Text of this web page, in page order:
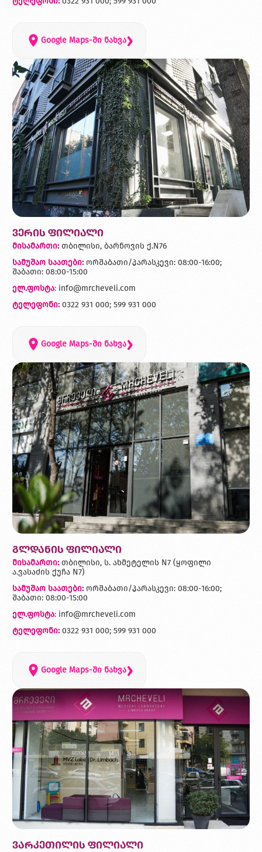
Google Maps-ში ნახვა›
ვერის ფილიალი
მისამართი: თბილისი, ბარნოვის ქ.N76
სამუშაო საათები:ორშაბათი/პარასკევი: 08:00-16:00;
შაბათი: 08:00-15:00
ელ.ფოსტა: info@mrcheveli.com
ტელეფონი:0322 931 000; 599 931 000
Google Maps-ში ნახვა›
გლდანის ფილიალი
მისამართი:თბილისი, ს. ახმეტელის N7 (ყოფილი
ა.ვასაძის ქუჩა N7)
სამუშაო საათები:ორშაბათი/პარასკევი: 08:00-16:00;
შაბათი: 08:00-15:00
ელ.ფოსტა: info@mrcheveli.com
ტელეფონი:0322 931 000; 599 931 000
Google Maps-ში ნახვა›
ვარკეთილის ფილიალი